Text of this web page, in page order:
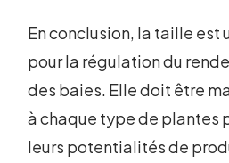
En conclusion, la taille est
pour la régulation du
des baies. Elle doit être
à chaque type de plantes
leurs potentialités de